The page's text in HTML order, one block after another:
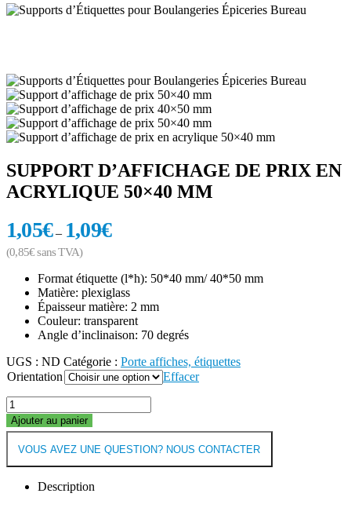
SUPPORT D’AFFICHAGE DE PRIX EN
ACRYLIQUE 50×40 MM
1,05€– 1,09€
(0,85€sans TVA)
Format étiquette (l*h): 50*40 mm/ 40*50 mm
Matière: plexiglass
Épaisseur matière: 2 mm
Couleur: transparent
Angle d’inclinaison: 70 degrés
UGS : ND Catégorie : Porte affiches, étiquettes
Orientation
Effacer
Ajouter au panier
VOUS AVEZ UNE QUESTION? NOUS CONTACTER
Description